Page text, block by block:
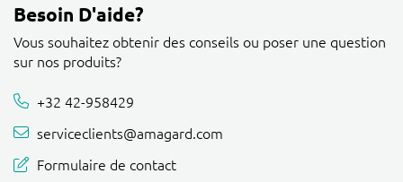
Besoin D'aide?
Vous souhaitez obtenir des conseils ou poser une question
sur nos produits?
+32 42-958429
serviceclients@amagard.com
Formulaire de contact